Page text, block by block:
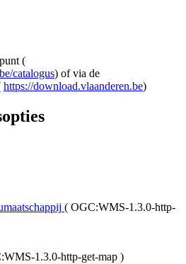
(
catalogus) of via de
https://download.vlaanderen.be)
( OGC:WMS-1.3.0-http-
1.3.0-http-get-map )